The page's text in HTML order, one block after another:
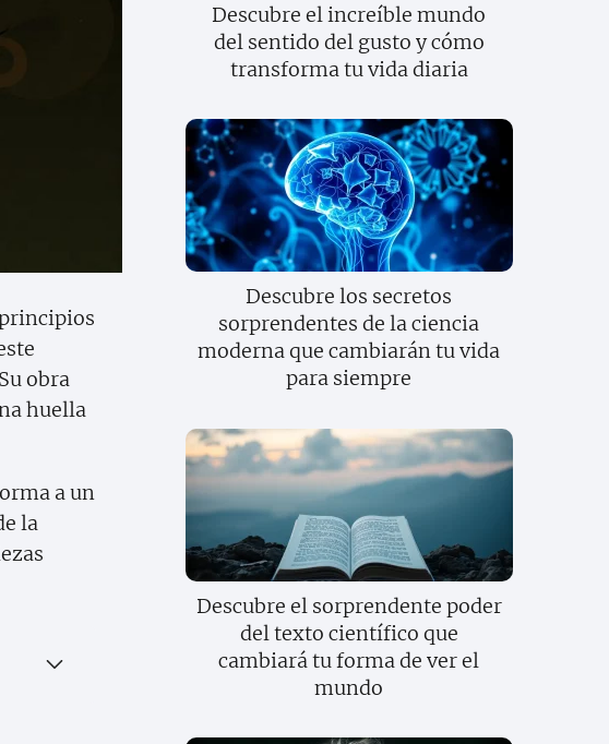
obra
huella
a un
la
Descubre el increíble mundo
del sentido del gusto y cómo
transforma tu vida diaria
Descubre los secretos
sorprendentes de la ciencia
moderna que cambiarán tu vida
para siempre
Descubre el sorprendente poder
del texto científico que
cambiará tu forma de ver el
mundo